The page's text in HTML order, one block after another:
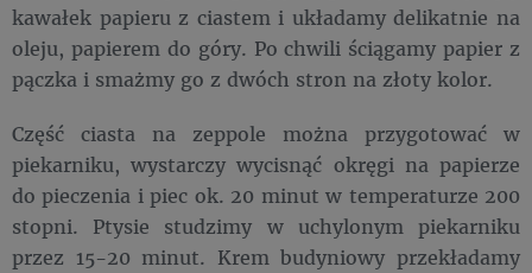
kawałek papieru z ciastem i układamy delikatnie na
oleju, papierem do góry. Po chwili ściągamy papier z
pączka i smażmy go z dwóch stron na złoty kolor.
Część ciasta na zeppole można przygotować w
piekarniku, wystarczy wycisnąć okręgi na papierze
do pieczenia i piec ok. 20 minut w temperaturze 200
stopni. Ptysie studzimy w uchylonym piekarniku
przez 15-20 minut. Krem budyniowy przekładamy